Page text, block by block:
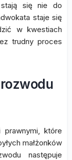
się nie do
staje się
w kwestiach
trudny proces
które
małżonków
następuje